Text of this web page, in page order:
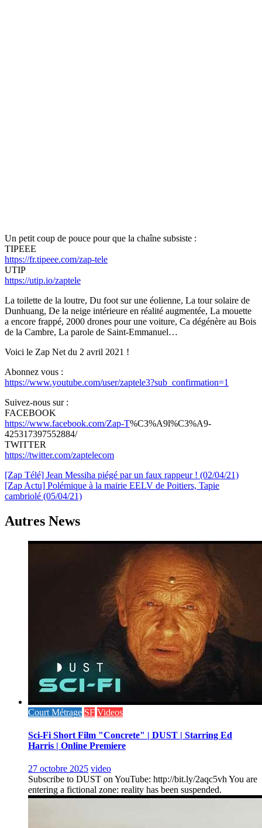
Un petit coup de pouce pour que la chaîne subsiste :
TIPEEE
https://fr.tipeee.com/zap-tele
UTIP
https://utip.io/zaptele
La toilette de la loutre, Du foot sur une éolienne, La tour solaire de
Dunhuang, De la neige intérieure en réalité augmentée, La mouette
a encore frappé, 2000 drones pour une voiture, Ca dégénère au Bois
de la Cambre, La parole de Saint-Emmanuel…
Voici le Zap Net du 2 avril 2021 !
Abonnez vous :
https://www.youtube.com/user/zaptele3?sub_confirmation=1
Suivez-nous sur :
FACEBOOK
https://www.facebook.com/Zap-T%C3%A9l%C3%A9-
425317397552884/
TWITTER
https://twitter.com/zaptelecom
Navigation
de
[Zap Télé] Jean Messiha piégé par un faux rappeur ! (02/04/21)
[Zap Actu] Polémique à la mairie EELV de Poitiers, Tapie
cambriolé (05/04/21)
Autres News
Court Métrage SF Videos
Sci-Fi Short Film "Concrete" | DUST | Starring Ed
Harris | Online Premiere
27 octobre 2025 video
Subscribe to DUST on YouTube: http://bit.ly/2aqc5vh You are
entering a fictional zone: reality has been suspended.